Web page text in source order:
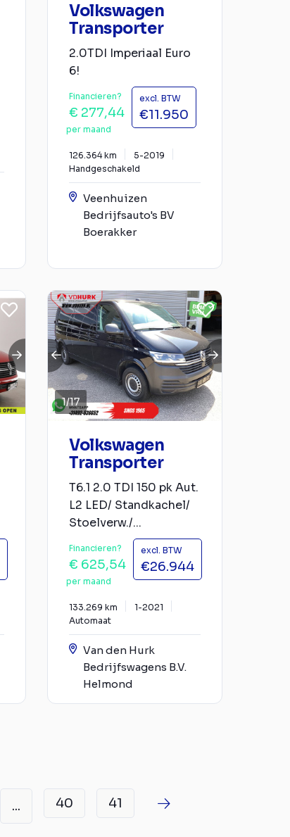
Volkswagen
Transporter
2.0TDI Imperiaal Euro
6!
Financieren?
€ 277,44
per maand
excl. BTW
€11.950
126.364 km
5-2019
Handgeschakeld
Veenhuizen
Bedrijfsauto's BV
Boerakker
1/17
Volkswagen
Transporter
T6.1 2.0 TDI 150 pk Aut.
L2 LED/ Standkachel/
Stoelverw./...
Financieren?
€ 625,54
per maand
excl. BTW
€26.944
133.269 km
1-2021
Automaat
Van den Hurk
Bedrijfswagens B.V.
Helmond
... 40 41